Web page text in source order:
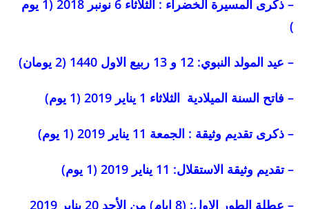
– ذكرى المسيرة الخضراء : الثلاثاء 6 نونبر 2018 (1 يوم
)
– عيد المولد النبوي: 12 و 13 ربيع الاول 1440 (2 يومان)
– فاتح السنة الميلادية الثلاثاء 1 يناير 2019 (1 يوم)
– ذكرى تقديم وثيقة : الجمعة 11 يناير 2019 (1 يوم)
– تقديم وثيقة الاستقلال: 11 يناير 2019 (1 يوم)
– عطلة الطور الاول: (8 ايام) من الأحد 20 يناير 2019